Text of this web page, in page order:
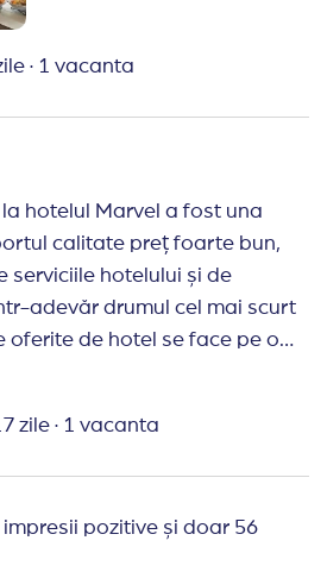
· 1 vacanta
hotelul Marvel a fost una
calitate preț foarte bun,
serviciile hotelului și de
adevăr drumul cel mai scurt
oferite de hotel se face pe o
lângă hotelul imperial unde
hotelului.
Foarte promti
zile · 1 vacanta
pozitive și doar 56